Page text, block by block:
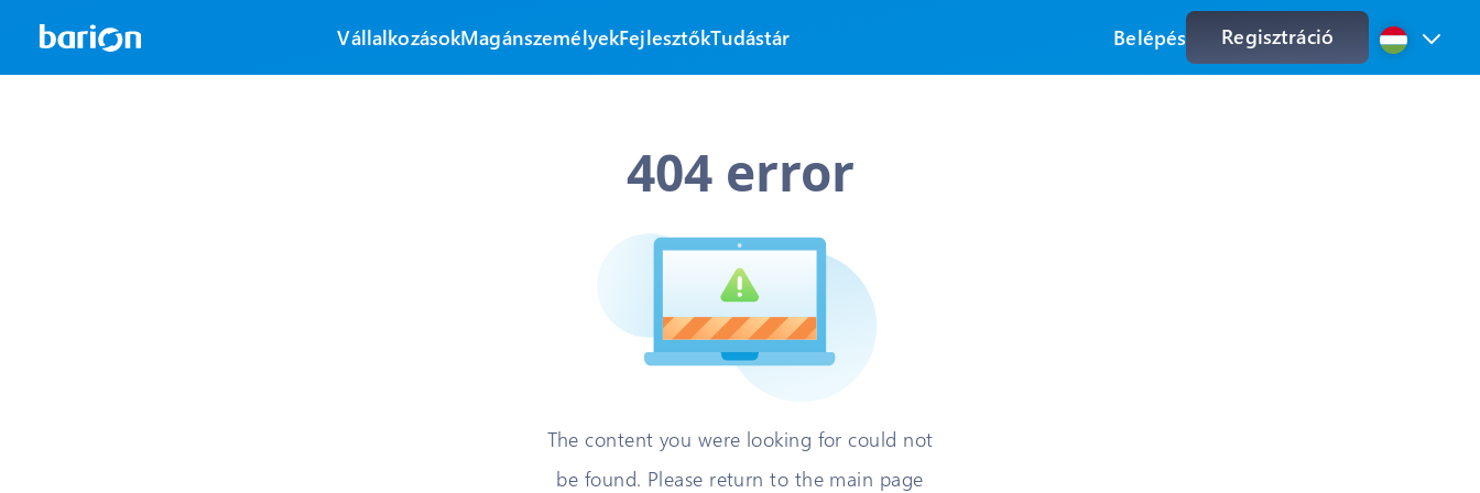
VállalkozásokMagánszemélyekFejlesztőkTudástár Belépés Regisztráció
404 error
The content you were looking for could not
be found. Please return to the main page